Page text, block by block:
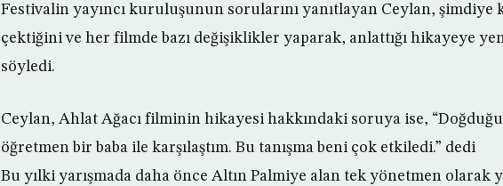
Festivalin yayıncı kuruluşunun sorularını yanıtlayan Ceylan, şimdiye
çektiğini ve her filmde bazı değişiklikler yaparak, anlattığı hikayeye
söyledi.
Ceylan, Ahlat Ağacı filminin hikayesi hakkındaki soruya ise,
öğretmen bir baba ile karşılaştım. Bu tanışma beni çok etkiledi.” dedi
Bu yılki yarışmada daha önce Altın Palmiye alan tek yönetmen olarak